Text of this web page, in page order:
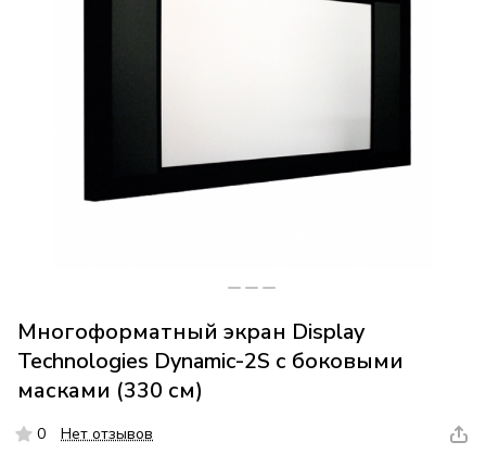
Многоформатный экран Display
Technologies Dynamic-2S с боковыми
масками (330 см)
0 Нет отзывов